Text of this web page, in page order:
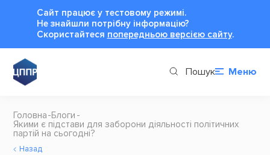
Сайт працює у тестовому режимі.
Не знайшли потрібну інформацію?
Cкористайтеся попередньою версією сайту.
Пошук Меню
Головна Блоги
Якими є підстави для заборони діяльності політичних
партій на сьогодні?
Назад